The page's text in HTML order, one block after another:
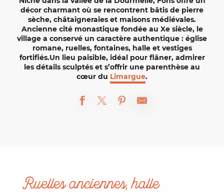
décor charmant où se rencontrent bâtis de pierre
sèche, châtaigneraies et maisons médiévales.
Ancienne cité monastique fondée au Xe siècle, le
village a conservé un caractère authentique : église
romane, ruelles, fontaines, halle et vestiges
fortifiés.Un lieu paisible, idéal pour flâner, admirer
les détails sculptés et s’offrir une parenthèse au
cœur du Limargue.
Ruelles anciennes, halle